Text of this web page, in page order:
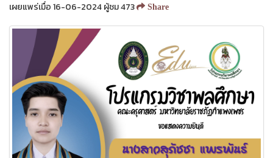
เผยแพร่เมื่อ 16-06-2024 ผู้ชม 473
Share